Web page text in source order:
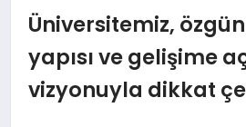
MAGAZIN
Üniversitemiz,
yapısı ve gelişime
vizyonuyla dikkat